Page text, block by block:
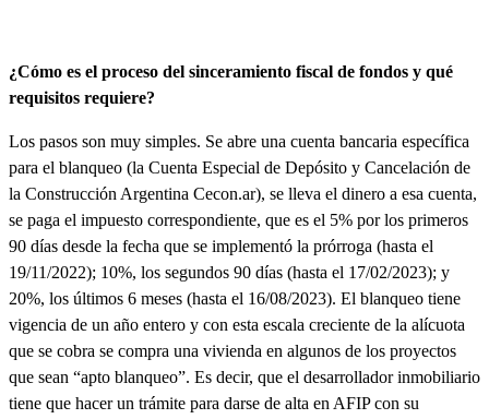
¿Cómo es el proceso del sinceramiento fiscal de fondos y qué
requisitos requiere?
Los pasos son muy simples. Se abre una cuenta bancaria específica
para el blanqueo (la Cuenta Especial de Depósito y Cancelación de
la Construcción Argentina Cecon.ar), se lleva el dinero a esa cuenta,
se paga el impuesto correspondiente, que es el 5% por los primeros
90 días desde la fecha que se implementó la prórroga (hasta el
19/11/2022); 10%, los segundos 90 días (hasta el 17/02/2023); y
20%, los últimos 6 meses (hasta el 16/08/2023). El blanqueo tiene
vigencia de un año entero y con esta escala creciente de la alícuota
que se cobra se compra una vivienda en algunos de los proyectos
que sean “apto blanqueo”. Es decir, que el desarrollador inmobiliario
tiene que hacer un trámite para darse de alta en AFIP con su